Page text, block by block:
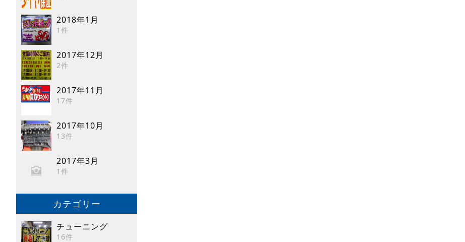
2018年1月
1件
2017年12月
2件
2017年11月
17件
2017年10月
13件
2017年3月
1件
カテゴリー
チューニング
16件